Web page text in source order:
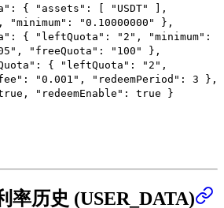
: { "assets" : [ "USDT"
],
, "minimum" : "0.10000000"
},
: { "leftQuota" : "2" , "minimum" :
, "freeQuota" : "100"
},
: { "leftQuota" : "2" ,
: "0.001" , "redeemPeriod" : 3
},
, "redeemEnable" : true }
率历史 (USER_DATA)